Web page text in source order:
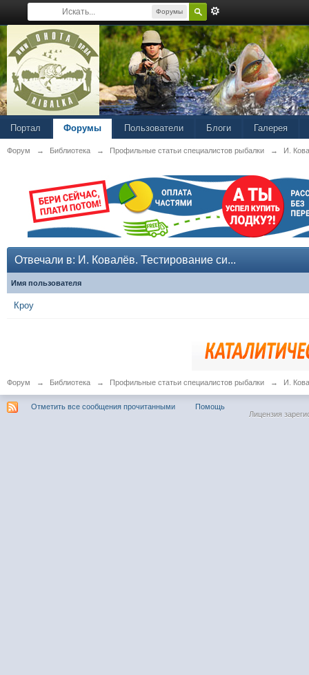
Форумы
Портал Форумы Пользователи Блоги Галерея
Форум → Библиотека → Профильные статьи специалистов рыбалки → И.
Отвечали в: И. Ковалёв. Тестирование си...
Имя пользователя
Кроу
Форум → Библиотека → Профильные статьи специалистов рыбалки → И.
Отметить все сообщения прочитанными
Помощь
Лицензия